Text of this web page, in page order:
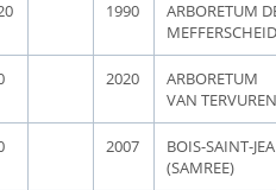
1990
ARBORETUM
MEFFERSCHEID
2020
ARBORETUM
VAN TERVUREN
2007
BOIS-SAINT-
(SAMREE)